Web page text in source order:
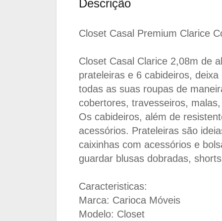
Descrição
Closet Casal Premium Clarice
Closet Casal Clarice 2,08m de
prateleiras e 6 cabideiros,
todas as suas roupas de
cobertores, travesseiros,
Os cabideiros, além de
acessórios. Prateleiras são
caixinhas com acessórios e
guardar blusas dobradas,
Caracteristicas:
Marca: Carioca Móveis
Modelo: Closet